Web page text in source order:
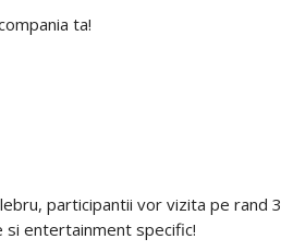
ta!
participantii vor vizita pe rand 3
si entertainment specific!